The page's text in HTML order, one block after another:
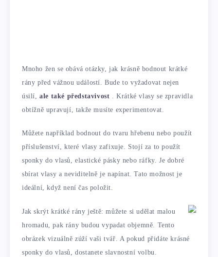
Mnoho žen se obává otázky, jak krásně bodnout krátké
rány před vážnou událostí. Bude to vyžadovat nejen
úsilí,ale také představivost . Krátké vlasy se zpravidla
obtížně upravují, takže musíte experimentovat.
Můžete například bodnout do tvaru hřebenu nebo použít
příslušenství, které vlasy zafixuje. Stojí za to použít
sponky do vlasů, elastické pásky nebo ráfky. Je dobré
sbírat vlasy a neviditelně je napínat. Tato možnost je
ideální, když není čas položit.
Jak skrýt krátké rány ještě: můžete si udělat malou
hromadu, pak rány budou vypadat objemně. Tento
obrázek vizuálně zúží vaši tvář. A pokud přidáte krásné
sponky do vlasů, dostanete slavnostní volbu.